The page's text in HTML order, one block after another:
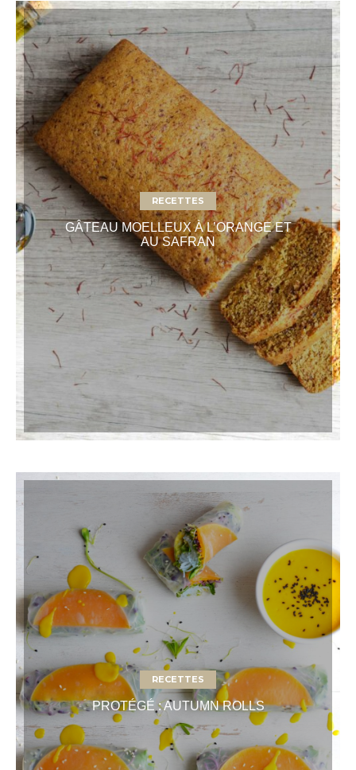
RECETTES
GÂTEAU MOELLEUX À L’ORANGE ET
AU SAFRAN
RECETTES
PROTÉGÉ : AUTUMN ROLLS